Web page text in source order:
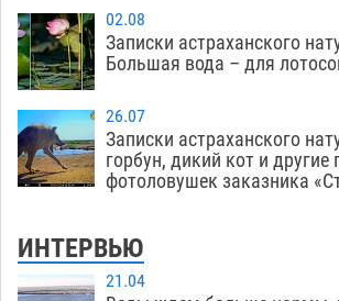
02.08
Записки астраханского
Большая вода – для
26.07
Записки астраханского
горбун, дикий кот и другие
фотоловушек заказника
ИНТЕРВЬЮ
21.04